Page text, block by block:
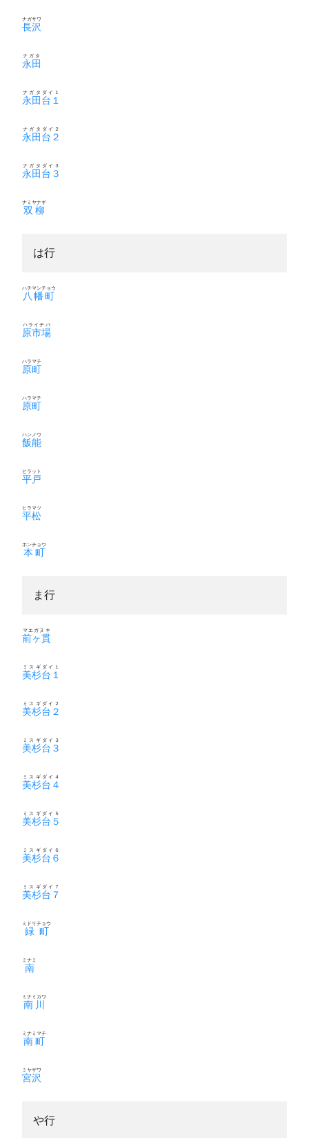
長沢
ナガサワ
永田
ナガタ
永田台１
ナガタダイ１
永田台２
ナガタダイ２
永田台３
ナガタダイ３
双柳
ナミヤナギ
は行
八幡町
ハチマンチョウ
原市場
ハライチバ
原町
ハラマチ
原町
ハラマチ
飯能
ハンノウ
平戸
ヒラット
平松
ヒラマツ
本町
ホンチョウ
ま行
前ヶ貫
マエガヌキ
美杉台１
ミスギダイ１
美杉台２
ミスギダイ２
美杉台３
ミスギダイ３
美杉台４
ミスギダイ４
美杉台５
ミスギダイ５
美杉台６
ミスギダイ６
美杉台７
ミスギダイ７
緑町
ミドリチョウ
南
ミナミ
南川
ミナミカワ
南町
ミナミマチ
宮沢
ミヤザワ
や行